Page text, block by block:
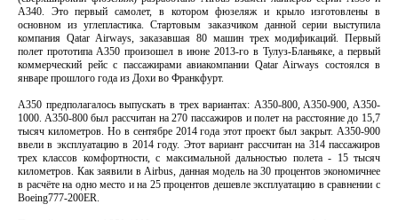
A340. Это первый самолет, в котором фюзеляж и крыло изготовлены в
основном из углепластика. Стартовым заказчиком данной серии выступила
компания Qatar Airways, заказавшая 80 машин трех модификаций. Первый
полет прототипа A350 произошел в июне 2013-го в Тулуз-Бланьяке, а первый
коммерческий рейс с пассажирами авиакомпании Qatar Airways состоялся в
январе прошлого года из Дохи во Франкфурт.
A350 предполагалось выпускать в трех вариантах: A350-800, A350-900, A350-
1000. A350-800 был рассчитан на 270 пассажиров и полет на расстояние до 15,7
тысяч километров. Но в сентябре 2014 года этот проект был закрыт. A350-900
ввели в эксплуатацию в 2014 году. Этот вариант рассчитан на 314 пассажиров
трех классов комфортности, с максимальной дальностью полета - 15 тысяч
километров. Как заявили в Airbus, данная модель на 30 процентов экономичнее
в расчёте на одно место и на 25 процентов дешевле эксплуатацию в сравнении с
Boeing777-200ER.